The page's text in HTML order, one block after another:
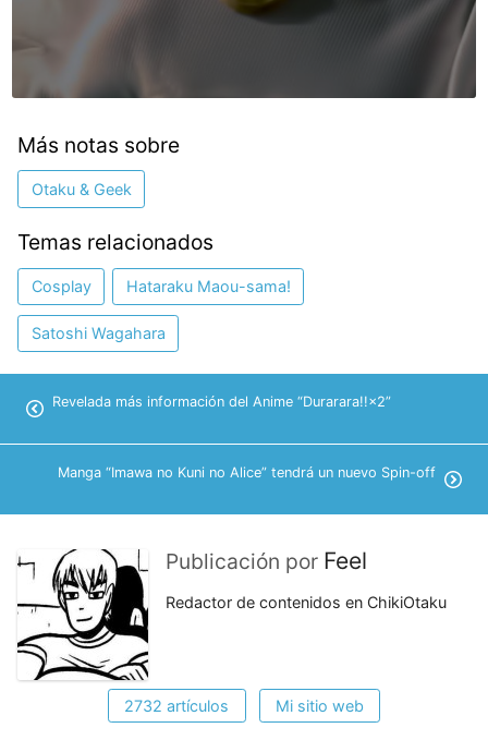
Más notas sobre
Otaku & Geek
Temas relacionados
Cosplay Hataraku Maou-sama!
Satoshi Wagahara
Revelada más información del Anime “Durarara!!×2”
Manga “Imawa no Kuni no Alice” tendrá un nuevo Spin-off
Publicación por Feel
Redactor de contenidos en ChikiOtaku
2732 artículos Mi sitio web